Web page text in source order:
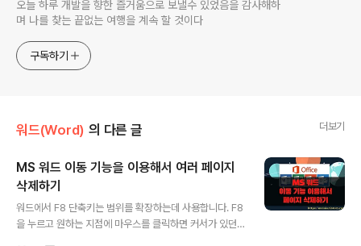
오늘 하루 개발을 향한 즐거움으로 보낼수 있었음을 감사해하
며 나를 찾는 끝없는 여행을 계속 할 것이다
구독하기
워드(Word) 의 다른 글 더보기
MS 워드 이동 기능을 이용해서 여러 페이지
삭제하기
워드에서 F8 단축키는 범위를 확장하는데 사용합니다. F8
을 누르고 원하는 지점에 마우스를 클릭하면 커서가 있던